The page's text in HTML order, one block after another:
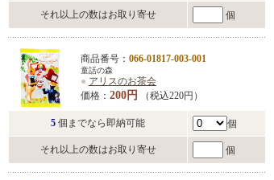
それ以上の数はお取り寄せ 個
商品番号： 066-01817-003-001
童話の森
● アリスのお茶会
価格： 200円 （税込220円）
5 個までなら即納可能 個
それ以上の数はお取り寄せ 個